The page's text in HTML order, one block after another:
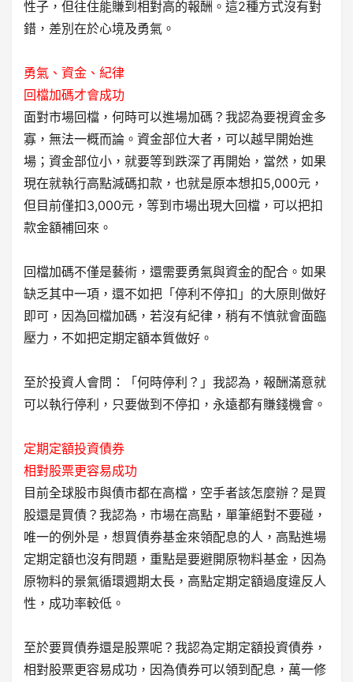
性子，但往住能賺到相對高的報酬。這2種方式沒有對
錯，差別在於心境及勇氣。
勇氣、資金、紀律
回檔加碼才會成功
面對市場回檔，何時可以進場加碼？我認為要視資金多
寡，無法一概而論。資金部位大者，可以越早開始進
場；資金部位小，就要等到跌深了再開始，當然，如果
現在就執行高點減碼扣款，也就是原本想扣5,000元，
但目前僅扣3,000元，等到市場出現大回檔，可以把扣
款金額補回來。
回檔加碼不僅是藝術，還需要勇氣與資金的配合。如果
缺乏其中一項，還不如把「停利不停扣」的大原則做好
即可，因為回檔加碼，若沒有紀律，稍有不慎就會面臨
壓力，不如把定期定額本質做好。
至於投資人會問：「何時停利？」我認為，報酬滿意就
可以執行停利，只要做到不停扣，永遠都有賺錢機會。
定期定額投資債券
相對股票更容易成功
目前全球股市與債市都在高檔，空手者該怎麼辦？是買
股還是買債？我認為，市場在高點，單筆絕對不要碰，
唯一的例外是，想買債券基金來領配息的人，高點進場
定期定額也沒有問題，重點是要避開原物料基金，因為
原物料的景氣循環週期太長，高點定期定額過度違反人
性，成功率較低。
至於要買債券還是股票呢？我認為定期定額投資債券，
相對股票更容易成功，因為債券可以領到配息，萬一修